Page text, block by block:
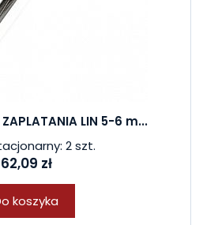
ZAPLATANIA LIN 5-6 m...
2 szt.
62,09 zł
koszyka